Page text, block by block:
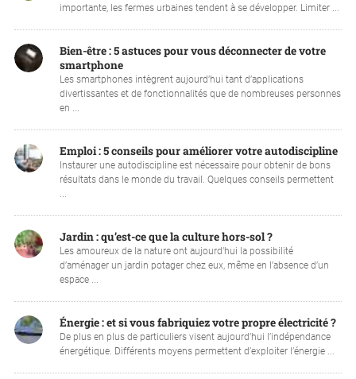
importante, les fermes urbaines tendent à se développer. Limiter ...
Bien-être : 5 astuces pour vous déconnecter de votre
smartphone
Les smartphones intègrent aujourd’hui tant d’applications
divertissantes et de fonctionnalités que de nombreuses personnes
en ...
Emploi : 5 conseils pour améliorer votre autodiscipline
Instaurer une autodiscipline est nécessaire pour obtenir de bons
résultats dans le monde du travail. Quelques conseils permettent
...
Jardin : qu’est-ce que la culture hors-sol ?
Les amoureux de la nature ont aujourd’hui la possibilité
d’aménager un jardin potager chez eux, même en l’absence d’un
espace ...
Énergie : et si vous fabriquiez votre propre électricité ?
De plus en plus de particuliers visent aujourd’hui l’indépendance
énergétique. Différents moyens permettent d’exploiter l’énergie ...